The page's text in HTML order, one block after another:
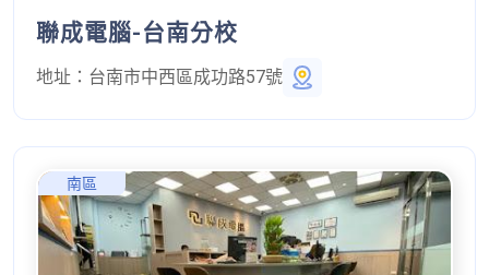
聯成電腦-台南分校
地址： 台南市中西區成功路57號
南區